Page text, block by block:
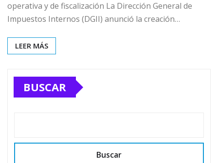
operativa y de fiscalización La Dirección General de
Impuestos Internos (DGII) anunció la creación…
LEER MÁS
BUSCAR
Buscar